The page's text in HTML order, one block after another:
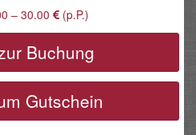
– 30.00 (p.P.)
Buchung
Gutschein